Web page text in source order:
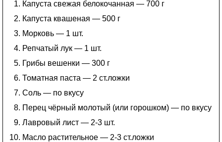
Капуста свежая белокочанная — 700 г
Капуста квашеная — 500 г
Морковь — 1 шт.
Репчатый лук — 1 шт.
Грибы вешенки — 300 г
Томатная паста — 2 ст.ложки
Соль — по вкусу
Перец чёрный молотый (или горошком) — по вкусу
Лавровый лист — 2-3 шт.
Масло растительное — 2-3 ст.ложки